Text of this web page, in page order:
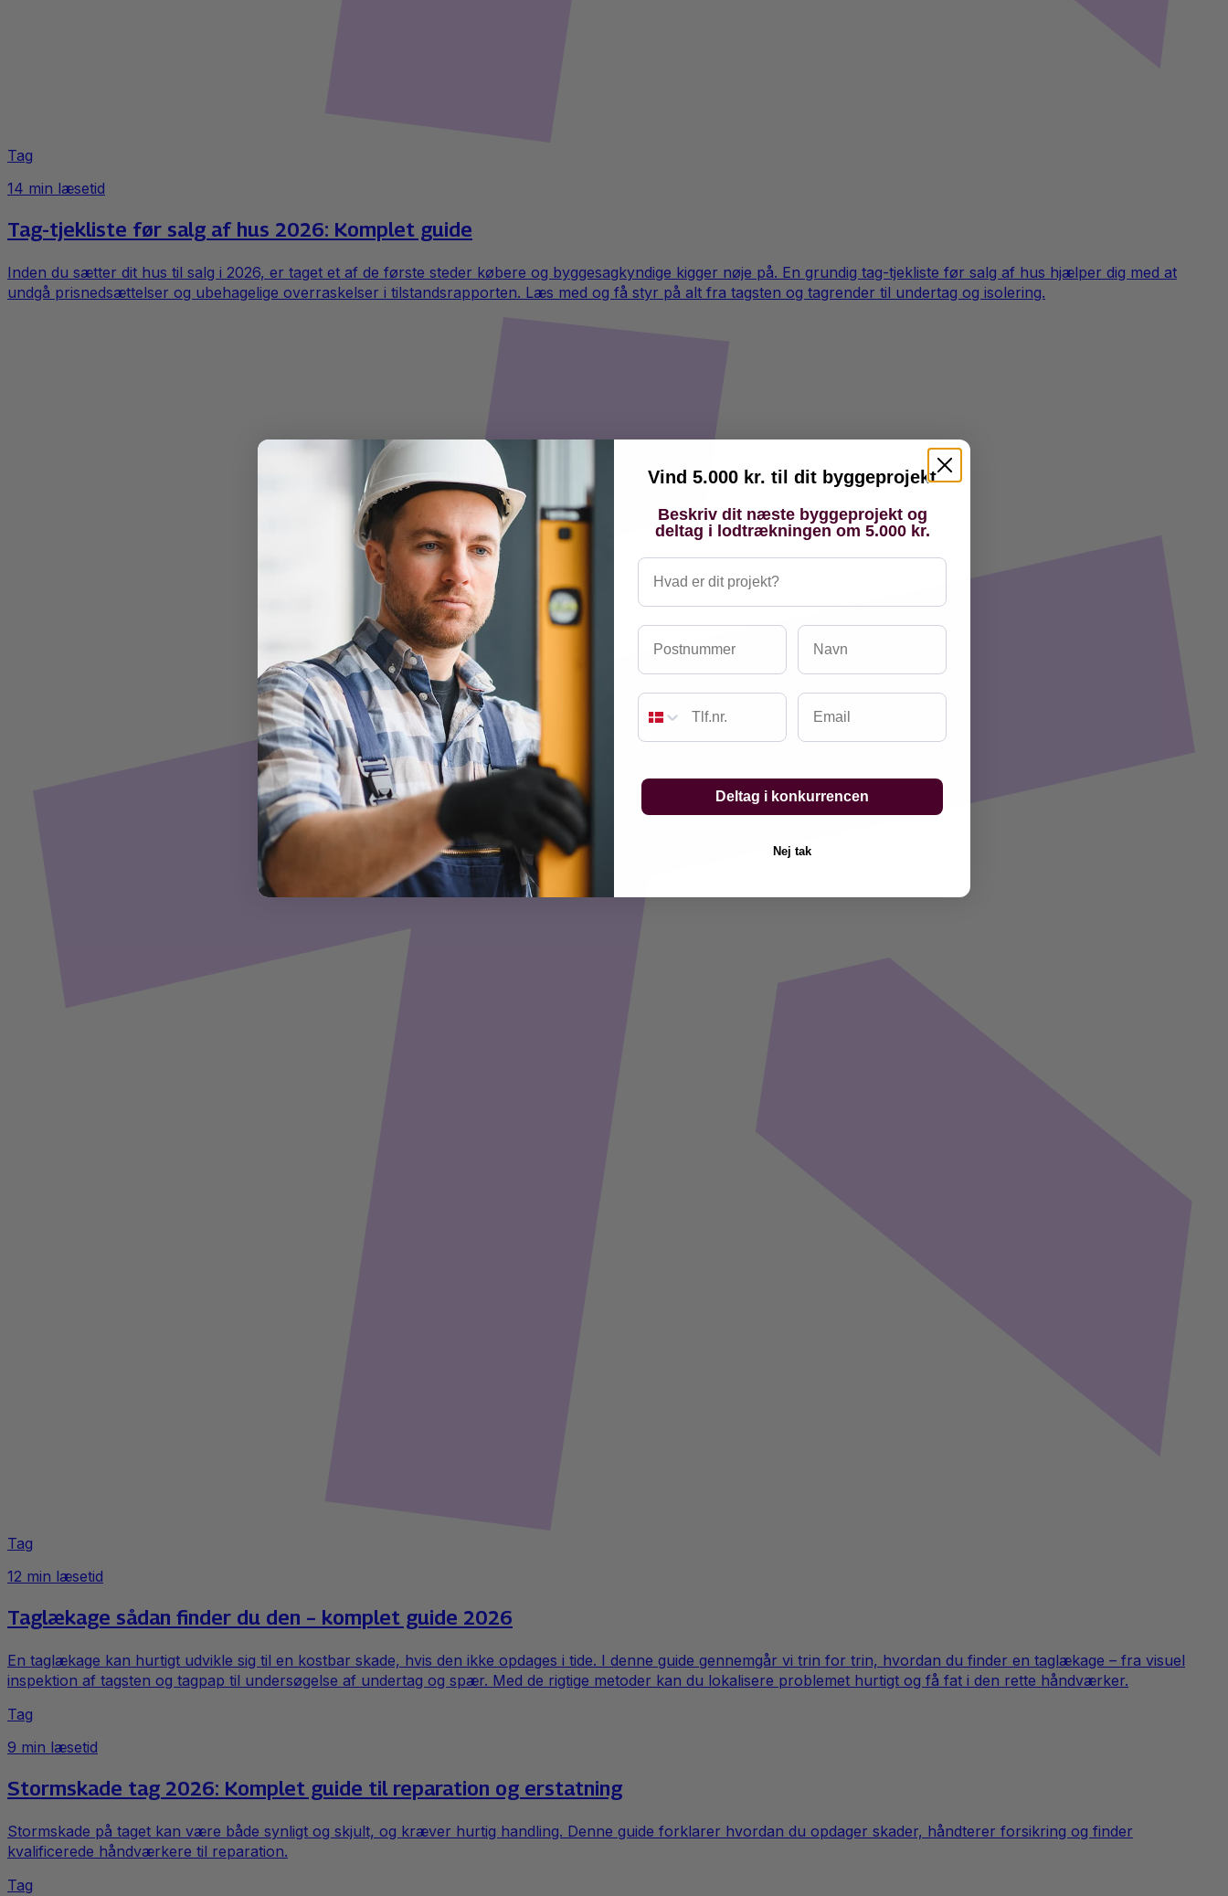
Tag
14 min læsetid
Tag-tjekliste før salg af hus 2026: Komplet guide
Inden du sætter dit hus til salg i 2026, er taget et af de første steder købere og byggesagkyndige kigger nøje på. En grundig tag-tjekliste før salg af hus hjælper dig med at
undgå prisnedsættelser og ubehagelige overraskelser i tilstandsrapporten. Læs med og få styr på alt fra tagsten og tagrender til undertag og isolering.
Tag
12 min læsetid
Taglækage sådan finder du den – komplet guide 2026
En taglækage kan hurtigt udvikle sig til en kostbar skade, hvis den ikke opdages i tide. I denne guide gennemgår vi trin for trin, hvordan du finder en taglækage – fra visuel
inspektion af tagsten og tagpap til undersøgelse af undertag og spær. Med de rigtige metoder kan du lokalisere problemet hurtigt og få fat i den rette håndværker.
Tag
9 min læsetid
Stormskade tag 2026: Komplet guide til reparation og erstatning
Stormskade på taget kan være både synligt og skjult, og kræver hurtig handling. Denne guide forklarer hvordan du opdager skader, håndterer forsikring og finder
kvalificerede håndværkere til reparation.
Tag
Vind 5.000 kr. til dit byggeprojekt
Beskriv dit næste byggeprojekt og
deltag i lodtrækningen om 5.000 kr.
Hvad er dit projekt?
Postnummer Navn
Email
Deltag i konkurrencen
Nej tak